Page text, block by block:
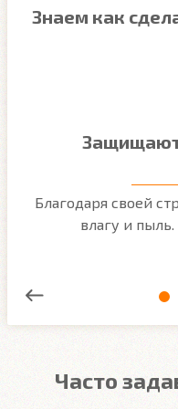
Знаем как
Защищают
Благодаря своей
влагу и пыль.
Часто